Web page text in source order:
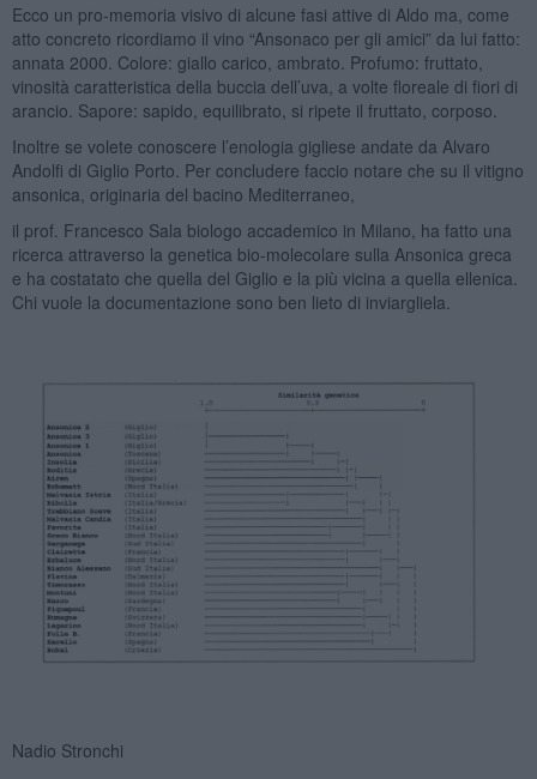
Ecco un pro-memoria visivo di alcune fasi attive di Aldo ma, come
atto concreto ricordiamo il vino “Ansonaco per gli amici” da lui fatto:
annata 2000. Colore: giallo carico, ambrato. Profumo: fruttato,
vinosità caratteristica della buccia dell’uva, a volte floreale di fiori di
arancio. Sapore: sapido, equilibrato, si ripete il fruttato, corposo.
Inoltre se volete conoscere l’enologia gigliese andate da Alvaro
Andolfi di Giglio Porto. Per concludere faccio notare che su il vitigno
ansonica, originaria del bacino Mediterraneo,
il prof. Francesco Sala biologo accademico in Milano, ha fatto una
ricerca attraverso la genetica bio-molecolare sulla Ansonica greca
e ha costatato che quella del Giglio e la più vicina a quella ellenica.
Chi vuole la documentazione sono ben lieto di inviargliela.
Nadio Stronchi